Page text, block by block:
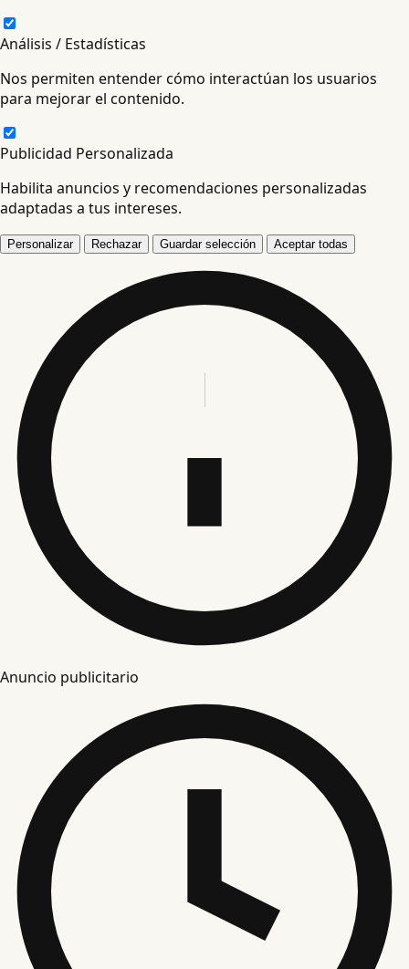
Análisis / Estadísticas
Nos permiten entender cómo interactúan los usuarios
para mejorar el contenido.
Publicidad Personalizada
Habilita anuncios y recomendaciones personalizadas
adaptadas a tus intereses.
Personalizar Rechazar Guardar selección Aceptar todas
Anuncio publicitario